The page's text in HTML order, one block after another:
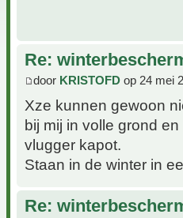
Re:
door KRISTOFD op 24 mei
Xze kunnen gewoon
bij mij in volle grond
vlugger kapot.
Staan in de winter in
Re: